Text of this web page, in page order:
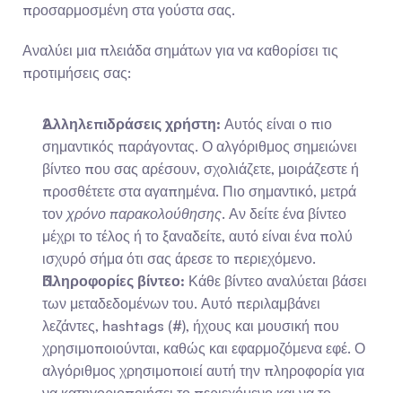
προσαρμοσμένη στα γούστα σας.
Αναλύει μια πλειάδα σημάτων για να καθορίσει τις
προτιμήσεις σας:
Αλληλεπιδράσεις χρήστη: Αυτός είναι ο πιο
σημαντικός παράγοντας. Ο αλγόριθμος σημειώνει
βίντεο που σας αρέσουν, σχολιάζετε, μοιράζεστε ή
προσθέτετε στα αγαπημένα. Πιο σημαντικό, μετρά
τον χρόνο παρακολούθησης. Αν δείτε ένα βίντεο
μέχρι το τέλος ή το ξαναδείτε, αυτό είναι ένα πολύ
ισχυρό σήμα ότι σας άρεσε το περιεχόμενο.
Πληροφορίες βίντεο: Κάθε βίντεο αναλύεται βάσει
των μεταδεδομένων του. Αυτό περιλαμβάνει
λεζάντες, hashtags (#), ήχους και μουσική που
χρησιμοποιούνται, καθώς και εφαρμοζόμενα εφέ. Ο
αλγόριθμος χρησιμοποιεί αυτή την πληροφορία για